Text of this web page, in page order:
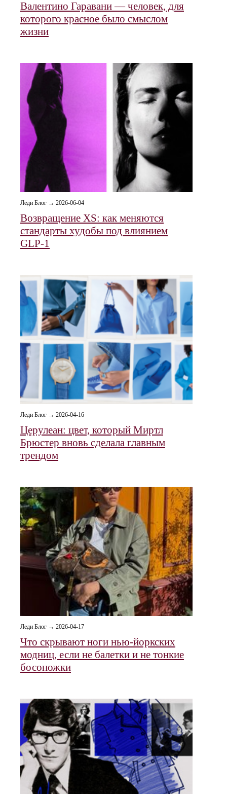
Валентино Гаравани — человек, для
которого красное было смыслом
жизни
Леди Блог → 2026-06-04
Возвращение XS: как меняются
стандарты худобы под влиянием
GLP‑1
Леди Блог → 2026-04-16
Церулеан: цвет, который Миртл
Брюстер вновь сделала главным
трендом
Леди Блог → 2026-04-17
Что скрывают ноги нью-йоркских
модниц, если не балетки и не тонкие
босоножки